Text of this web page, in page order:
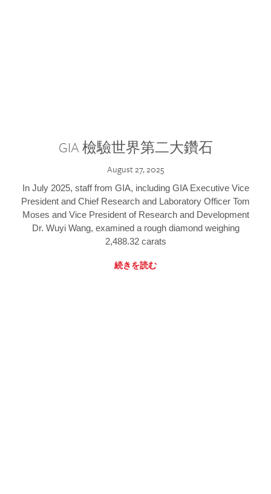
GIA 檢驗世界第二大鑽石
August 27, 2025
In July 2025, staff from GIA, including GIA Executive Vice
President and Chief Research and Laboratory Officer Tom
Moses and Vice President of Research and Development
Dr. Wuyi Wang, examined a rough diamond weighing
2,488.32 carats
続きを読む